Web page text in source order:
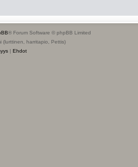
® Forum Software © phpBB Limited
(lurttinen, harritapio, Pettis)
| Ehdot